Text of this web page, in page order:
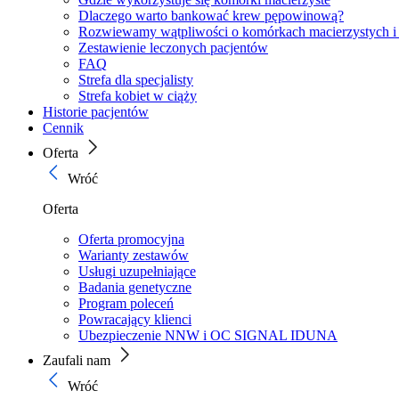
Dlaczego warto bankować krew pępowinową?
Rozwiewamy wątpliwości o komórkach macierzystych
Zestawienie leczonych pacjentów
FAQ
Strefa dla specjalisty
Strefa kobiet w ciąży
Historie pacjentów
Cennik
Oferta
Wróć
Oferta
Oferta promocyjna
Warianty zestawów
Usługi uzupełniające
Badania genetyczne
Program poleceń
Powracający klienci
Ubezpieczenie NNW i OC SIGNAL IDUNA
Zaufali nam
Wróć